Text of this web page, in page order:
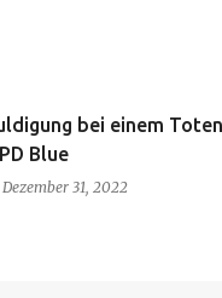
bei einem
Blue
Dezember 31, 2022